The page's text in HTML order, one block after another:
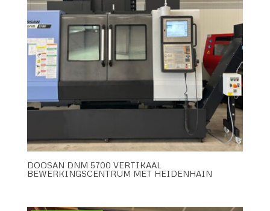
DOOSAN DNM 5700 VERTIKAAL
BEWERKINGSCENTRUM MET HEIDENHAIN